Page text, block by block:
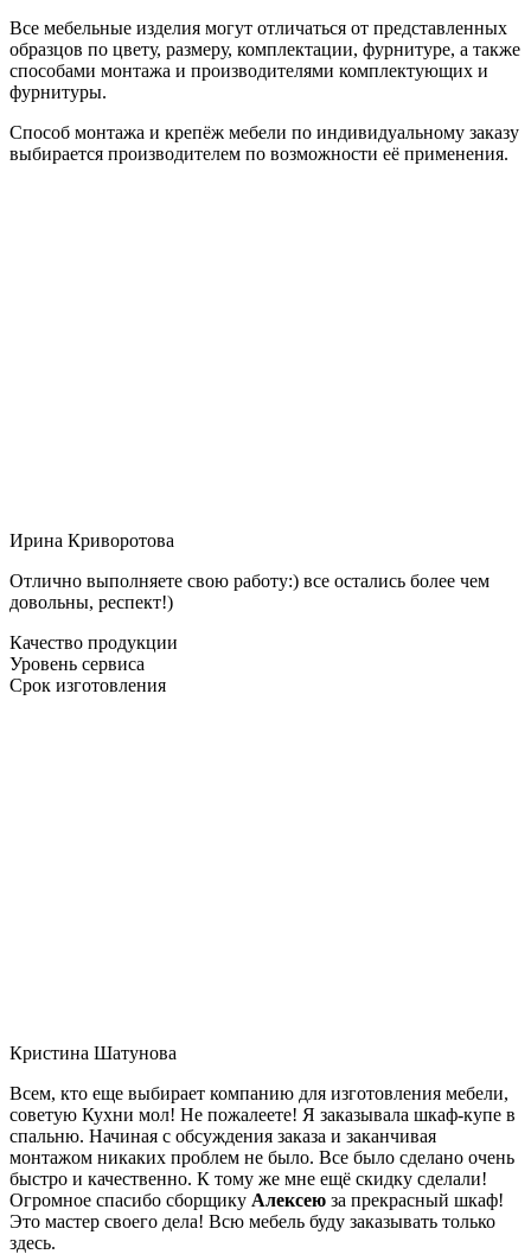
Все мебельные изделия могут отличаться от представленных
образцов по цвету, размеру, комплектации, фурнитуре, а также
способами монтажа и производителями комплектующих и
фурнитуры.
Способ монтажа и крепёж мебели по индивидуальному заказу
выбирается производителем по возможности её применения.
Ирина Криворотова
Отлично выполняете свою работу:) все остались более чем
довольны, респект!)
Качество продукции
Уровень сервиса
Срок изготовления
Кристина Шатунова
Всем, кто еще выбирает компанию для изготовления мебели,
советую Кухни мол! Не пожалеете! Я заказывала шкаф-купе в
спальню. Начиная с обсуждения заказа и заканчивая
монтажом никаких проблем не было. Все было сделано очень
быстро и качественно. К тому же мне ещё скидку сделали!
Огромное спасибо сборщику Алексею за прекрасный шкаф!
Это мастер своего дела! Всю мебель буду заказывать только
здесь.